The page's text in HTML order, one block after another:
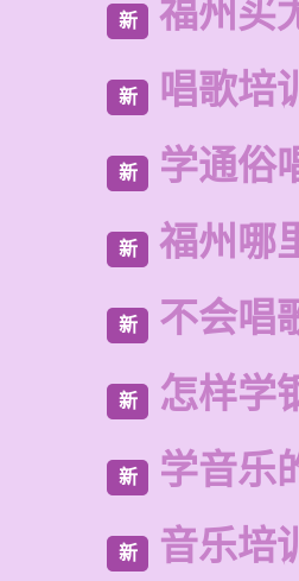
新 福州买
新 唱歌培
新 学通俗
新 福州哪
新 不会唱
新 怎样学
新 学音乐
新 音乐培